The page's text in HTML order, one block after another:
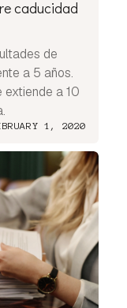
caducidad
de
a 5 años.
extiende a 10
1, 2020